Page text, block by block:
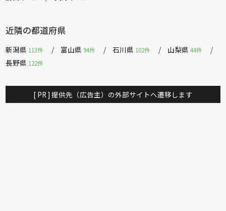
近隣の都道府県
新潟県 113件 富山県 94件 石川県 102件 山梨県44件
長野県 122件
[ PR ] 提供先（広告主）の外部サイトへ遷移します